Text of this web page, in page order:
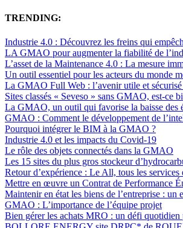
TRENDING:
Industrie 4.0 : Découvrez les freins qui
LA GMAO pour augmenter la fiabilité de
L’asset de la Maintenance 4.0 : La mesure
Un outil essentiel pour les acteurs du monde
La GMAO Full Web : l’avenir utile et sécurisé
Sites classés « Seveso » sans GMAO, est-ce
La GMAO, un outil qui favorise la baisse des
GMAO : Comment le développement de
Pourquoi intégrer le BIM à la GMAO ?
Industrie 4.0 et les impacts du Covid-19
Le rôle des objets connectés dans la GMAO
Les 15 sites du plus gros stockeur
Retour d’expérience : Le All, tous les services
Mettre en œuvre un Contrat de Performance
Maintenir en état les biens de l’entreprise : un
GMAO : L’importance de l’équipe projet
Bien gérer les achats MRO : un défi quotidien